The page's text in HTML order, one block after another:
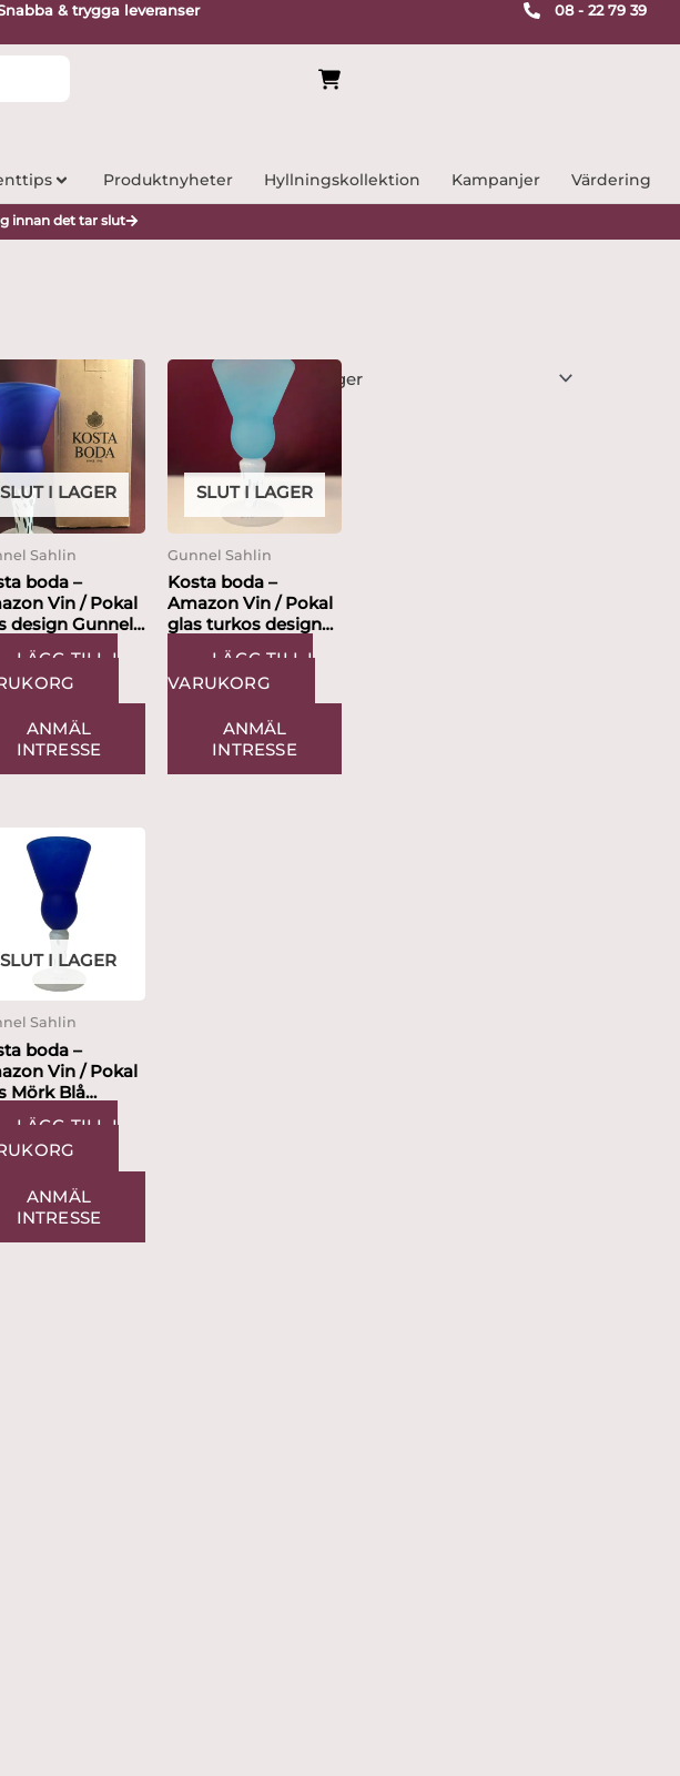
& trygga leveranser 08 - 22 79 39
Produktnyheter Hyllningskollektion Kampanjer Värdering
innan det tar slut
SLUT I LAGER
Sahlin
boda –
Vin / Pokal
LÄGG TILL I
ANMÄL
INTRESSE
SLUT I LAGER
Gunnel Sahlin
Kosta boda –
Amazon Vin / Pokal
glas turkos design
Gunnel Sahlin
LÄGG TILL I
VARUKORG
ANMÄL
INTRESSE
SLUT I LAGER
Sahlin
boda –
Vin / Pokal
Gunnel
LÄGG TILL I
ANMÄL
INTRESSE